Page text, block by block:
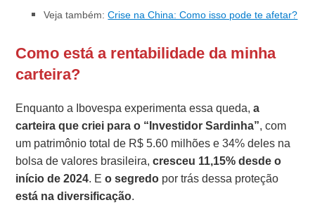
Veja também:Crise na China: Como isso pode te afetar?
Como está a rentabilidade da minha
carteira?
Enquanto a Ibovespa experimenta essa queda,a
carteira que criei para o “Investidor Sardinha”, com
um patrimônio total de R$ 5.60 milhões e 34% deles na
bolsa de valores brasileira,cresceu 11,15% desde o
início de 2024. Eo segredo por trás dessa proteção
está na diversificação.